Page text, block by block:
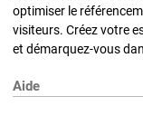
optimiser le
visiteurs. Créez votre
et démarquez-vous
Aide